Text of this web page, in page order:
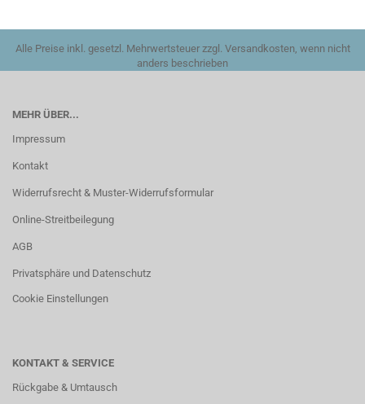
Alle Preise inkl. gesetzl. Mehrwertsteuer zzgl. Versandkosten, wenn nicht
anders beschrieben
MEHR ÜBER...
Impressum
Kontakt
Widerrufsrecht & Muster-Widerrufsformular
Online-Streitbeilegung
AGB
Privatsphäre und Datenschutz
Cookie Einstellungen
KONTAKT & SERVICE
Rückgabe & Umtausch